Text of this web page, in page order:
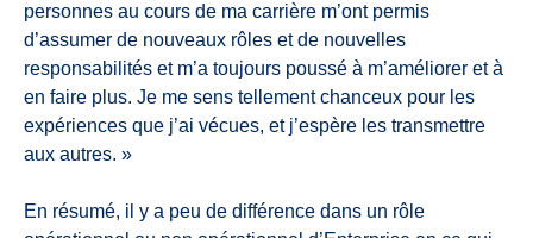
personnes au cours de ma carrière m’ont permis
d’assumer de nouveaux rôles et de nouvelles
responsabilités et m’a toujours poussé à m’améliorer et à
en faire plus. Je me sens tellement chanceux pour les
expériences que j’ai vécues, et j’espère les transmettre
aux autres. »
En résumé, il y a peu de différence dans un rôle